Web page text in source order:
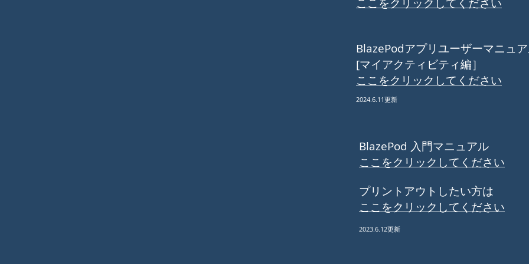
​BlazePodアプリユーザーマニュ
[マイアクティビティ編］
ここをクリックしてください
2024.6.11更新
BlazePod 入門マニュアル
​ここをクリックしてください
​プリントアウトしたい方は
​ここをクリックしてください
2023.6.12更新